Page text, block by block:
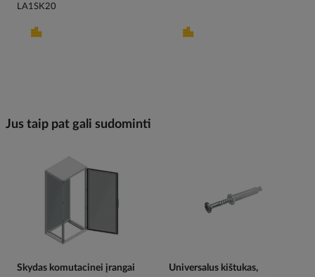
LA1SK20
Jus taip pat gali sudominti
Skydas komutacinei įrangai
Universalus kištukas,